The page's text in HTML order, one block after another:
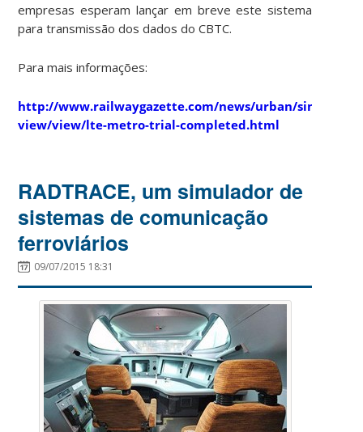
empresas esperam lançar em breve este sistema
para transmissão dos dados do CBTC.
Para mais informações:
http://www.railwaygazette.com/news/urban/single-
view/view/lte-metro-trial-completed.html
RADTRACE, um simulador de
sistemas de comunicação
ferroviários
09/07/2015 18:31